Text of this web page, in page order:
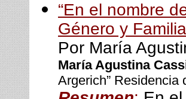
“En el nombre
Género y
Por María
María Agustina
Argerich” Residencia